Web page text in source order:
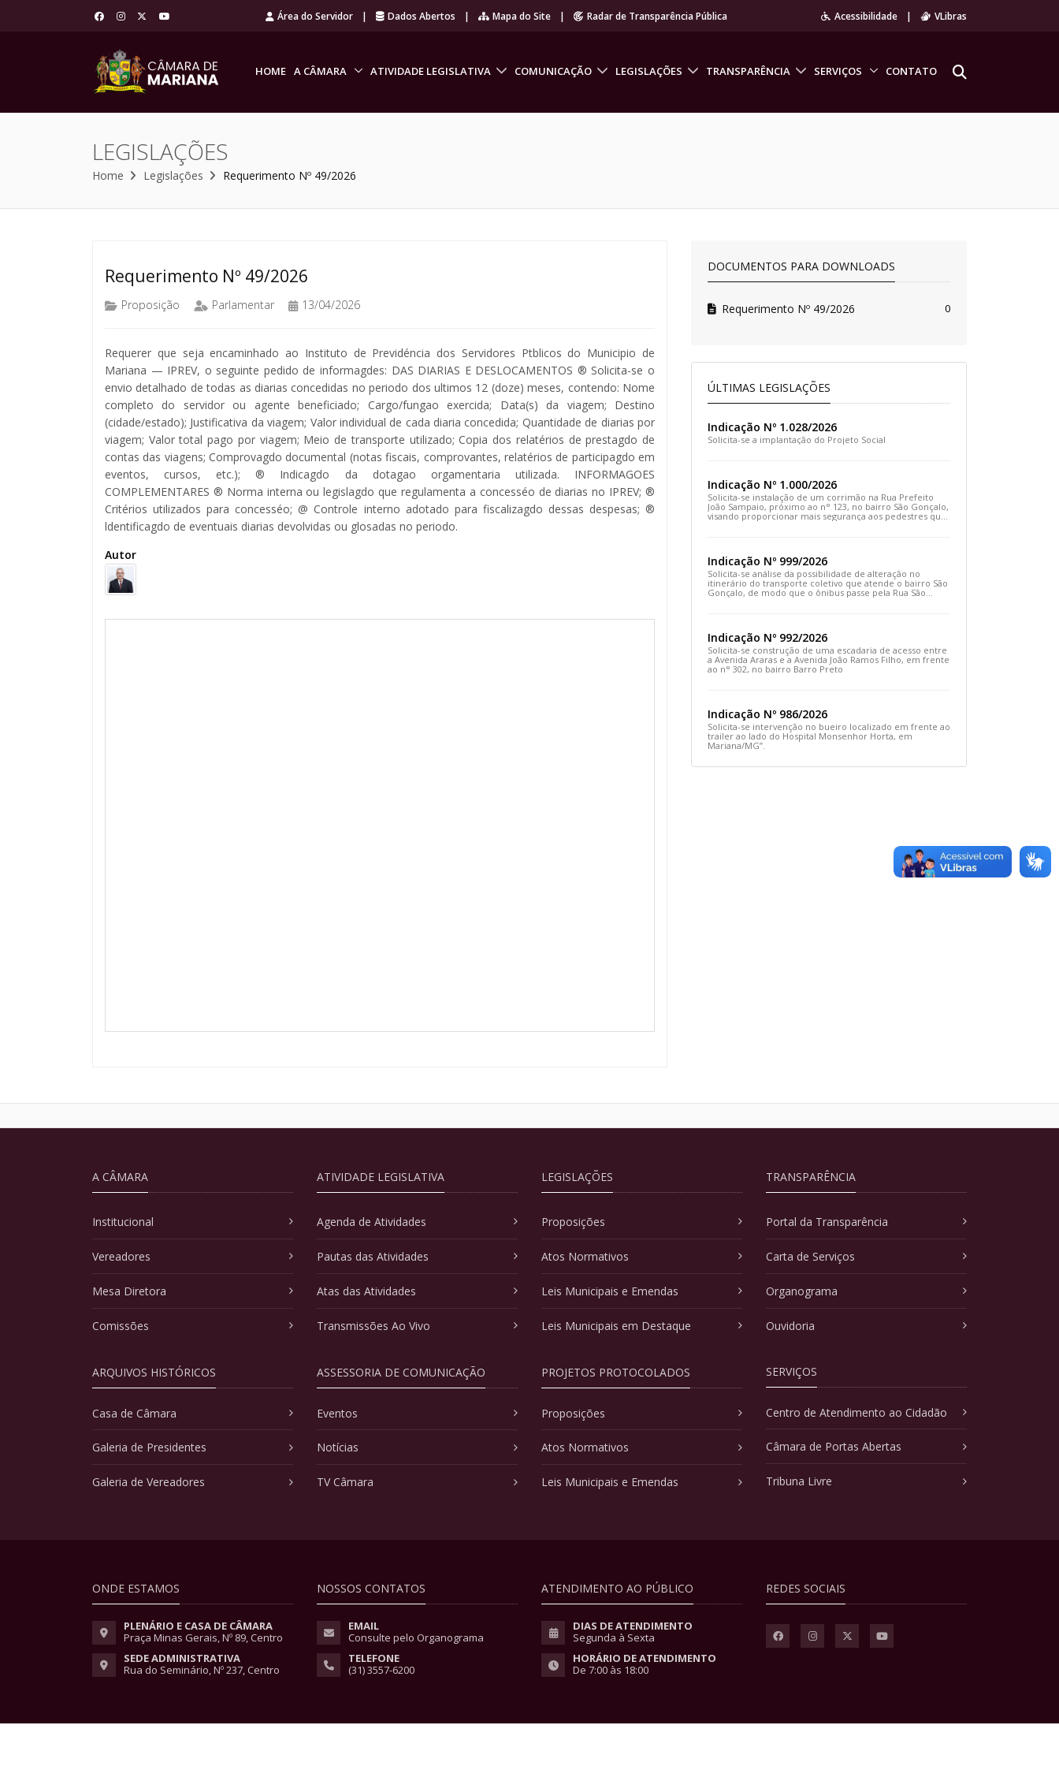
Área do Servidor | Dados Abertos | Mapa do Site | Radar de Transparência Pública Acessibilidade | VLibras
HOME A CÂMARA ATIVIDADE LEGISLATIVA COMUNICAÇÃO LEGISLAÇÕES TRANSPARÊNCIA SERVIÇOS CONTATO
LEGISLAÇÕES
Home Legislações Requerimento Nº 49/2026
Requerimento Nº 49/2026
Proposição Parlamentar 13/04/2026
Requerer que seja encaminhado ao Instituto de Previdéncia dos Servidores Ptblicos do Municipio de
Mariana — IPREV, o seguinte pedido de informagdes: DAS DIARIAS E DESLOCAMENTOS ® Solicita-se o
envio detalhado de todas as diarias concedidas no periodo dos ultimos 12 (doze) meses, contendo: Nome
completo do servidor ou agente beneficiado; Cargo/fungao exercida; Data(s) da viagem; Destino
(cidade/estado); Justificativa da viagem; Valor individual de cada diaria concedida; Quantidade de diarias por
viagem; Valor total pago por viagem; Meio de transporte utilizado; Copia dos relatérios de prestagdo de
contas das viagens; Comprovagdo documental (notas fiscais, comprovantes, relatérios de participagdo em
eventos, cursos, etc.); ® Indicagdo da dotagao orgamentaria utilizada. INFORMAGOES
COMPLEMENTARES ® Norma interna ou legislagdo que regulamenta a concesséo de diarias no IPREV; ®
Critérios utilizados para concesséo; @ Controle interno adotado para fiscalizagdo dessas despesas; ®
ldentificagdo de eventuais diarias devolvidas ou glosadas no periodo.
Autor
DOCUMENTOS PARA DOWNLOADS
Requerimento Nº 49/2026 0
ÚLTIMAS LEGISLAÇÕES
Indicação Nº 1.028/2026
Solicita-se a implantação do Projeto Social
Indicação Nº 1.000/2026
Solicita-se instalação de um corrimão na Rua Prefeito
João Sampaio, próximo ao n° 123, no bairro São Gonçalo,
visando proporcionar mais segurança aos pedestres que
Indicação Nº 999/2026
Solicita-se análise da possibilidade de alteração no
itinerário do transporte coletivo que atende o bairro São
Gonçalo, de modo que o ônibus passe pela Rua São
Indicação Nº 992/2026
Solicita-se construção de uma escadaria de acesso entre
a Avenida Araras e a Avenida João Ramos Filho, em frente
ao n° 302, no bairro Barro Preto
Indicação Nº 986/2026
Solicita-se intervenção no bueiro localizado em frente ao
trailer ao lado do Hospital Monsenhor Horta, em
Mariana/MG”.
A CÂMARA
Institucional
Vereadores
Mesa Diretora
Comissões
ARQUIVOS HISTÓRICOS
Casa de Câmara
Galeria de Presidentes
Galeria de Vereadores
ATIVIDADE LEGISLATIVA
Agenda de Atividades
Pautas das Atividades
Atas das Atividades
Transmissões Ao Vivo
ASSESSORIA DE COMUNICAÇÃO
Eventos
Notícias
TV Câmara
LEGISLAÇÕES
Proposições
Atos Normativos
Leis Municipais e Emendas
Leis Municipais em Destaque
PROJETOS PROTOCOLADOS
Proposições
Atos Normativos
Leis Municipais e Emendas
TRANSPARÊNCIA
Portal da Transparência
Carta de Serviços
Organograma
Ouvidoria
SERVIÇOS
Centro de Atendimento ao Cidadão
Câmara de Portas Abertas
Tribuna Livre
ONDE ESTAMOS
PLENÁRIO E CASA DE CÂMARA
Praça Minas Gerais, Nº 89, Centro
SEDE ADMINISTRATIVA
Rua do Seminário, Nº 237, Centro
NOSSOS CONTATOS
EMAIL
Consulte pelo Organograma
TELEFONE
(31) 3557-6200
ATENDIMENTO AO PÚBLICO
DIAS DE ATENDIMENTO
Segunda à Sexta
HORÁRIO DE ATENDIMENTO
De 7:00 às 18:00
REDES SOCIAIS